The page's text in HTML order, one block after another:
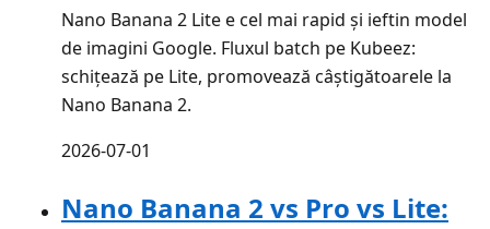
Nano Banana 2 Lite e cel mai rapid și ieftin model
de imagini Google. Fluxul batch pe Kubeez:
schițează pe Lite, promovează câștigătoarele la
Nano Banana 2.
2026-07-01
Nano Banana 2 vs Pro vs Lite: